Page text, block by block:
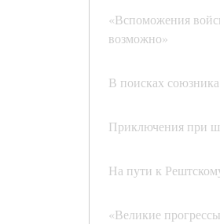
«Вспоможения
возможно»
В поисках союзника
Приключения при
На пути к
«Великие